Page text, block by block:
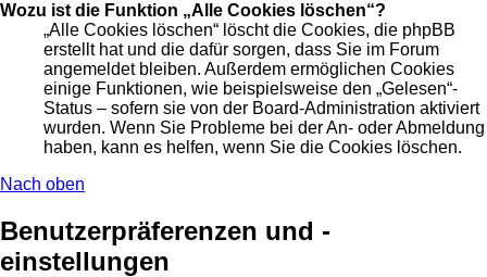
Wozu ist die Funktion „Alle Cookies löschen“?
„Alle Cookies löschen“ löscht die Cookies, die phpBB
erstellt hat und die dafür sorgen, dass Sie im Forum
angemeldet bleiben. Außerdem ermöglichen Cookies
einige Funktionen, wie beispielsweise den „Gelesen“-
Status – sofern sie von der Board-Administration aktiviert
wurden. Wenn Sie Probleme bei der An- oder Abmeldung
haben, kann es helfen, wenn Sie die Cookies löschen.
Nach oben
Benutzerpräferenzen und -
einstellungen